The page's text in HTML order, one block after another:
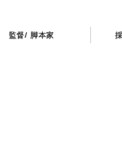
監督/ 脚本家